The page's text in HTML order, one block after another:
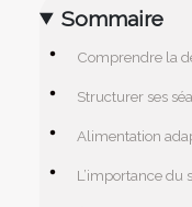
Sommaire
Comprendre la
Structurer ses
Alimentation
L’importance du